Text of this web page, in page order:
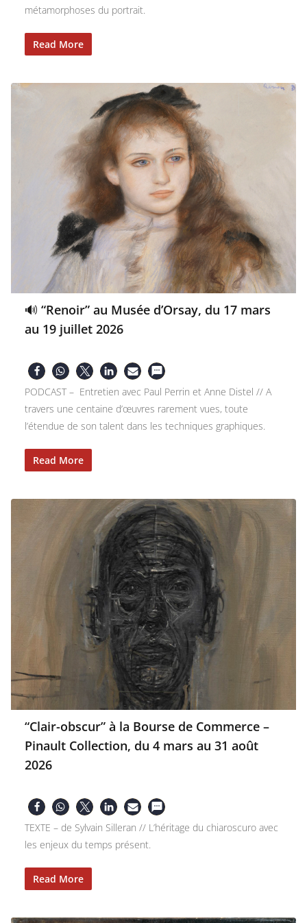
métamorphoses du portrait.
Read More
🔊 “Renoir” au Musée d’Orsay, du 17 mars
au 19 juillet 2026
PODCAST – Entretien avec Paul Perrin et Anne Distel // A
travers une centaine d’œuvres rarement vues, toute
l’étendue de son talent dans les techniques graphiques.
Read More
“Clair-obscur” à la Bourse de Commerce –
Pinault Collection, du 4 mars au 31 août
2026
TEXTE – de Sylvain Silleran // L’héritage du chiaroscuro avec
les enjeux du temps présent.
Read More